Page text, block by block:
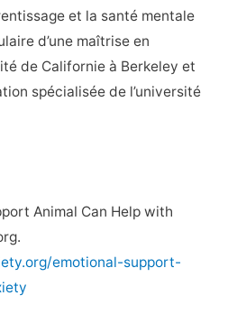
et la santé mentale
d’une maîtrise en
de Californie à Berkeley et
spécialisée de l’université
Animal Can Help with
emotional-support-